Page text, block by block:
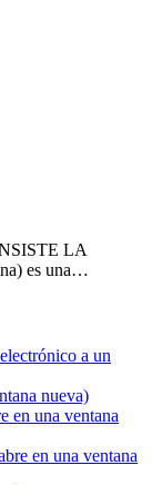
LA
es una…
a un
nueva)
en una ventana
en una ventana